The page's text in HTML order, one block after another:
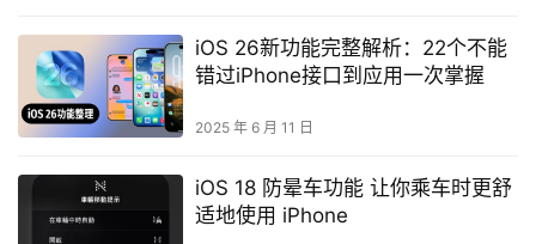
iOS 26新功能完整解析：22个不能
错过iPhone接口到应用一次掌握
2025 年 6 月 11 日
iOS 18 防晕车功能 让你乘车时更舒
适地使用 iPhone